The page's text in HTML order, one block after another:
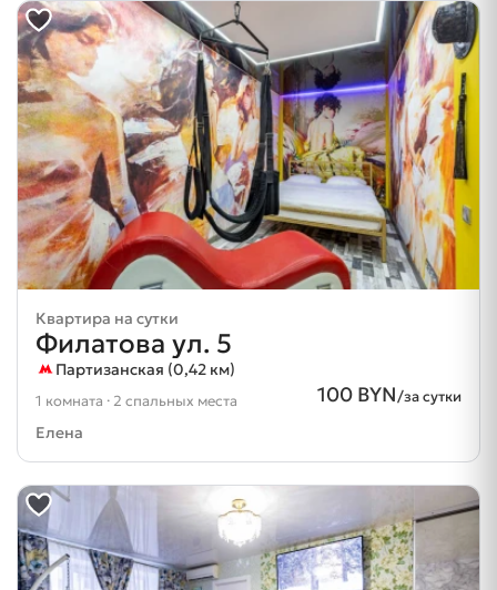
Квартира на сутки
Филатова ул. 5
Партизанская (0,42 км)
100 BYN/за сутки
1 комната · 2 спальных места
Елена